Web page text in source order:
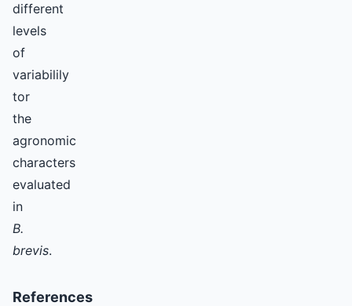
different
levels
of
variabilily
tor
the
agronomic
characters
evaluated
in
B.
brevis.
References